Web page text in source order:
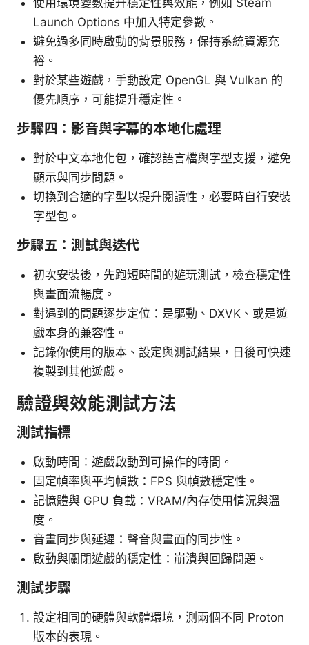
使用環境變數提升穩定性與效能，例如 Steam
Launch Options 中加入特定參數。
避免過多同時啟動的背景服務，保持系統資源充
裕。
對於某些遊戲，手動設定 OpenGL 與 Vulkan 的
優先順序，可能提升穩定性。
步驟四：影音與字幕的本地化處理
對於中文本地化包，確認語言檔與字型支援，避免
顯示與同步問題。
切換到合適的字型以提升閱讀性，必要時自行安裝
字型包。
步驟五：測試與迭代
初次安裝後，先跑短時間的遊玩測試，檢查穩定性
與畫面流暢度。
對遇到的問題逐步定位：是驅動、DXVK、或是遊
戲本身的兼容性。
記錄你使用的版本、設定與測試結果，日後可快速
複製到其他遊戲。
驗證與效能測試方法
測試指標
啟動時間：遊戲啟動到可操作的時間。
固定幀率與平均幀數：FPS 與幀數穩定性。
記憶體與 GPU 負載：VRAM/內存使用情況與溫
度。
音畫同步與延遲：聲音與畫面的同步性。
啟動與關閉遊戲的穩定性：崩潰與回歸問題。
測試步驟
設定相同的硬體與軟體環境，測兩個不同 Proton
版本的表現。